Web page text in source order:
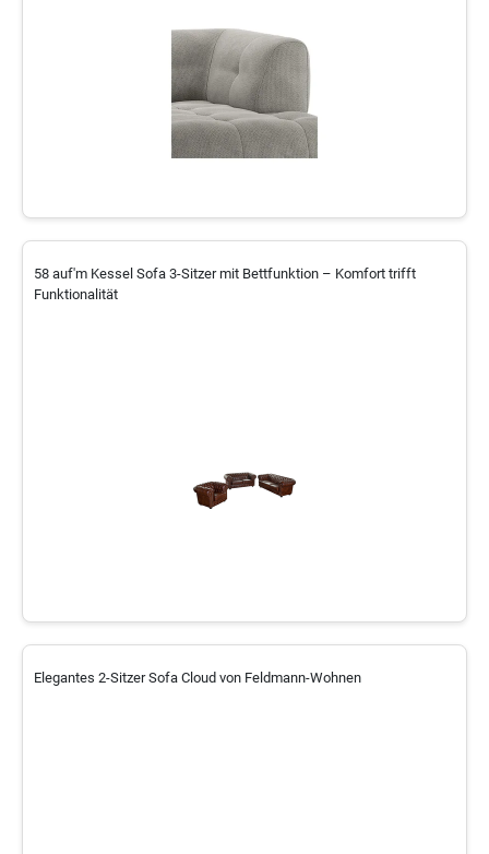
58 auf'm Kessel Sofa 3-Sitzer mit Bettfunktion – Komfort trifft
Funktionalität
Elegantes 2-Sitzer Sofa Cloud von Feldmann-Wohnen